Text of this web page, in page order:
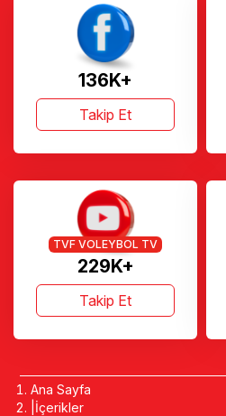
136K+
Takip Et
229K+
TVF VOLEYBOL TV
Takip Et
Ana Sayfa
İçerikler